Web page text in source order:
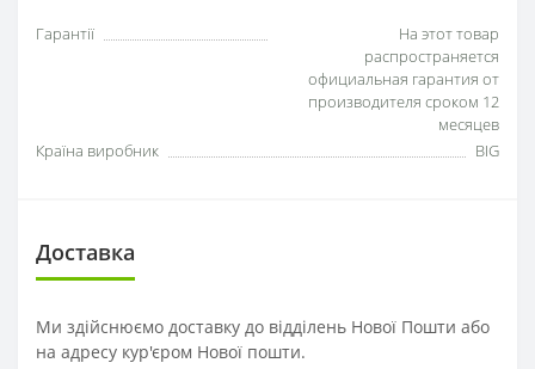
Гарантії
На этот товар
распространяется
официальная гарантия от
производителя сроком 12
месяцев
Країна виробник
BIG
Доставка
Ми здійснюємо доставку до відділень Нової Пошти або
на адресу кур'єром Нової пошти.